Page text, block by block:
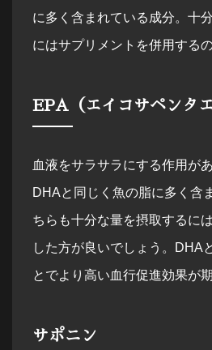
に多く含まれている成分。十
にはサプリメントを併用する
EPA（エイコサペンタエ
血液をサラサラにする作用が
DHAと同じく魚の脂に多く含
ちらも十分な量を摂取するに
した方が良いでしょう。DHA
とでより高い血行促進効果が
サポニン